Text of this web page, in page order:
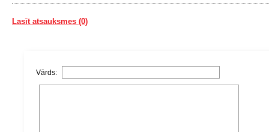
Lasīt atsauksmes (0)
Vārds: